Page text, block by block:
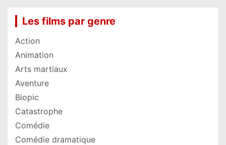
Les films par genre
Action
Animation
Arts martiaux
Aventure
Biopic
Catastrophe
Comédie
Comédie dramatique